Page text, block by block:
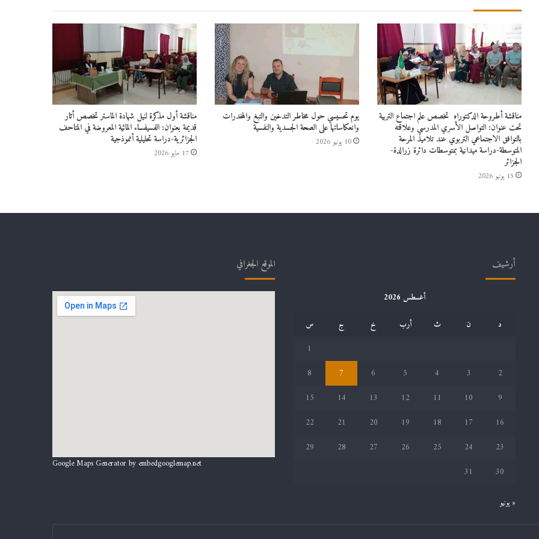
مناقشة أطروحة الدكتوراه تخصص علم اجتماع التربية
تحت عنوان: التواصل الأسري المدرسي وعلاقته
بالتوافق الاجتماعي التربوي عند تلاميذ المرحة
المتوسطة-دراسة ميدانية بمتوسطات دائرة زرالدة-
الجزائر
15 يونيو 2026
يوم تحسيسي حول مخاطر التدخين والتبغ والمخدرات
وانعكاساتها على الصحة الجسدية والنفسية
10 يونيو 2026
مناقشة أول مذكرة لنيل شهادة الماستر تخصص أثار
قديمة بعنوان: الفسيفساء المائية المعروضة في المتاحف
الجزائرية-دراسة تحليلية أنموذجية
17 مايو 2026
أرشيف
أغسطس 2026
د
ن ث أرب خ ج
س
1
2
3
4
5
6
7
8
9
10
11
12
13
14
15
16
17
18
19
20
21
22
23
24
25
26
27
28
29
30
31
« يونيو
الموقع الجغرافي
Google Maps Generator by embedgooglemap.net